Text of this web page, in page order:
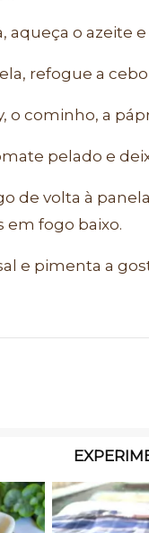
aqueça o azeite
refogue a
o cominho, a
pelado e
de volta à
em fogo baixo.
e pimenta a